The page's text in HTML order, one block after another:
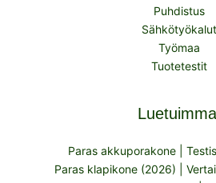
Puhdistus
Sähkötyökalut
Työmaa
Tuotetestit
Paras akkuporakone |
Paras klapikone (2026) |